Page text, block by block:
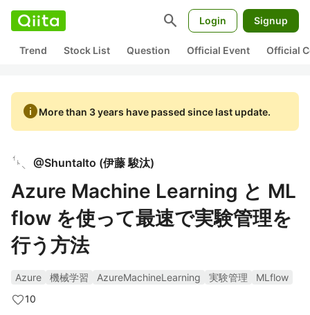
search Login Signup
Trend Stock List Question Official Event Official
infoMore than 3 years have passed since last update.
@ShuntaIto (伊藤 駿汰)
Azure Machine Learning と ML
flow を使って最速で実験管理を
行う方法
Azure 機械学習 AzureMachineLearning 実験管理
MLflow
10